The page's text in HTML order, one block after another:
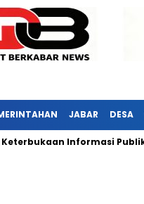
JABAR DESA
Informasi Publik